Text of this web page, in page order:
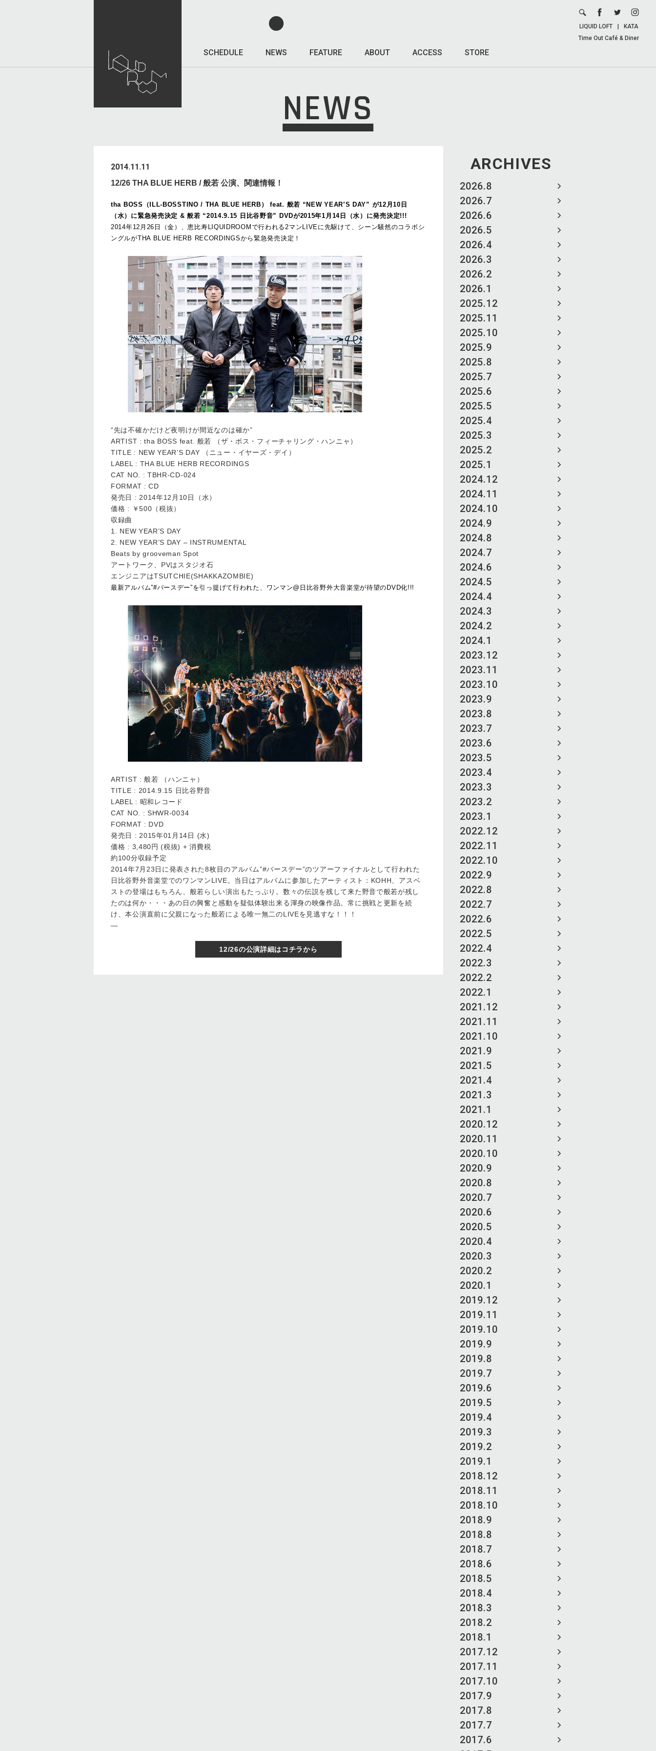
SCHEDULE NEWS FEATURE ABOUT ACCESS STORE
LIQUID LOFT
KATA
Time Out Café & Diner
NEWS
ARCHIVES
2026.8
2026.7
2026.6
2026.5
2026.4
2026.3
2026.2
2026.1
2025.12
2025.11
2025.10
2025.9
2025.8
2025.7
2025.6
2025.5
2025.4
2025.3
2025.2
2025.1
2024.12
2024.11
2024.10
2024.9
2024.8
2024.7
2024.6
2024.5
2024.4
2024.3
2024.2
2024.1
2023.12
2023.11
2023.10
2023.9
2023.8
2023.7
2023.6
2023.5
2023.4
2023.3
2023.2
2023.1
2022.12
2022.11
2022.10
2022.9
2022.8
2022.7
2022.6
2022.5
2022.4
2022.3
2022.2
2022.1
2021.12
2021.11
2021.10
2021.9
2021.5
2021.4
2021.3
2021.1
2020.12
2020.11
2020.10
2020.9
2020.8
2020.7
2020.6
2020.5
2020.4
2020.3
2020.2
2020.1
2019.12
2019.11
2019.10
2019.9
2019.8
2019.7
2019.6
2019.5
2019.4
2019.3
2019.2
2019.1
2018.12
2018.11
2018.10
2018.9
2018.8
2018.7
2018.6
2018.5
2018.4
2018.3
2018.2
2018.1
2017.12
2017.11
2017.10
2017.9
2017.8
2017.7
2017.6
2014.11.11
12/26 THA BLUE HERB / 般若 公演、関連情報！
tha BOSS（ILL-BOSSTINO / THA BLUE HERB） feat. 般若 “NEW YEAR’S DAY” が12月10日
（水）に緊急発売決定 & 般若 “2014.9.15 日比谷野音” DVDが2015年1月14日（水）に発売決定!!!
2014年12月26日（金）、恵比寿LIQUIDROOMで行われる2マンLIVEに先駆けて、シーン騒然のコラボシ
ングルがTHA BLUE HERB RECORDINGSから緊急発売決定！
“先は不確かだけど夜明けが間近なのは確か”
ARTIST : tha BOSS feat. 般若 （ザ・ボス・フィーチャリング・ハンニャ）
TITLE : NEW YEAR’S DAY （ニュー・イヤーズ・デイ）
LABEL : THA BLUE HERB RECORDINGS
CAT NO. : TBHR-CD-024
FORMAT : CD
発売日 : 2014年12月10日（水）
価格 : ￥500（税抜）
収録曲
1. NEW YEAR’S DAY
2. NEW YEAR’S DAY – INSTRUMENTAL
Beats by grooveman Spot
アートワーク、PVはスタジオ石
エンジニアはTSUTCHIE(SHAKKAZOMBIE)
最新アルバム”#バースデー”を引っ提げて行われた、ワンマン@日比谷野外大音楽堂が待望のDVD化!!!
ARTIST : 般若 （ハンニャ）
TITLE : 2014.9.15 日比谷野音
LABEL : 昭和レコード
CAT NO. : SHWR-0034
FORMAT : DVD
発売日 : 2015年01月14日 (水)
価格 : 3,480円 (税抜) + 消費税
約100分収録予定
2014年7月23日に発表された8枚目のアルバム”#バースデー”のツアーファイナルとして行われた
日比谷野外音楽堂でのワンマンLIVE。当日はアルバムに参加したアーティスト：KOHH、アスベ
ストの登場はもちろん、般若らしい演出もたっぷり。数々の伝説を残して来た野音で般若が残し
たのは何か・・・あの日の興奮と感動を疑似体験出来る渾身の映像作品。常に挑戦と更新を続
け、本公演直前に父親になった般若による唯一無二のLIVEを見逃すな！！！
—
12/26の公演詳細はコチラから